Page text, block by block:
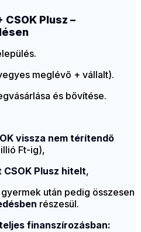
CSOK Plusz –
meglévő + vállalt).
és bővítése.
vissza nem térítendő
Ft-ig),
CSOK Plusz hitelt,
után pedig összesen
részesül.
finanszírozásban: